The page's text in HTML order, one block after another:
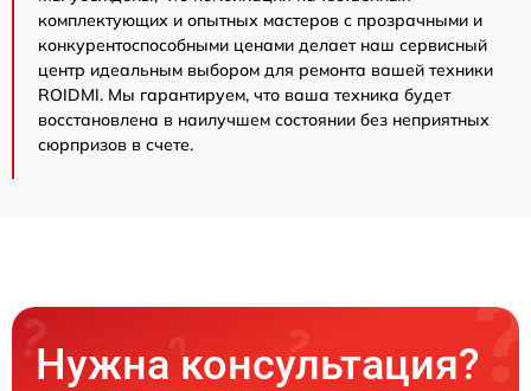
комплектующих и опытных мастеров с прозрачными и
конкурентоспособными ценами делает наш сервисный
центр идеальным выбором для ремонта вашей техники
ROIDMI. Мы гарантируем, что ваша техника будет
восстановлена в наилучшем состоянии без неприятных
сюрпризов в счете.
Нужна консультация?